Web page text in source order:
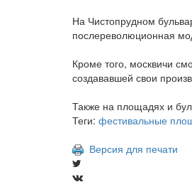
На Чистопрудном
послереволюционная
Кроме того, москвичи
создававшей свои
Также на площадях и
Теги: фестивальные
Версия для печати